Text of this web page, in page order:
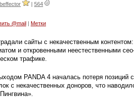
| 564
@mail Метки
сайты с некачественным
и откровенными неестественными
трафике.
PANDA 4 началась потеря позиций
с некачественных доноров, что